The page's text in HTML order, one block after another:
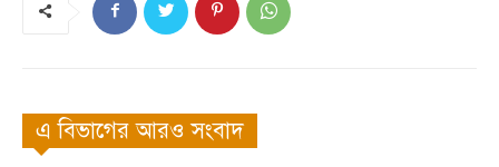
এ বিভাগের আরও সংবাদ